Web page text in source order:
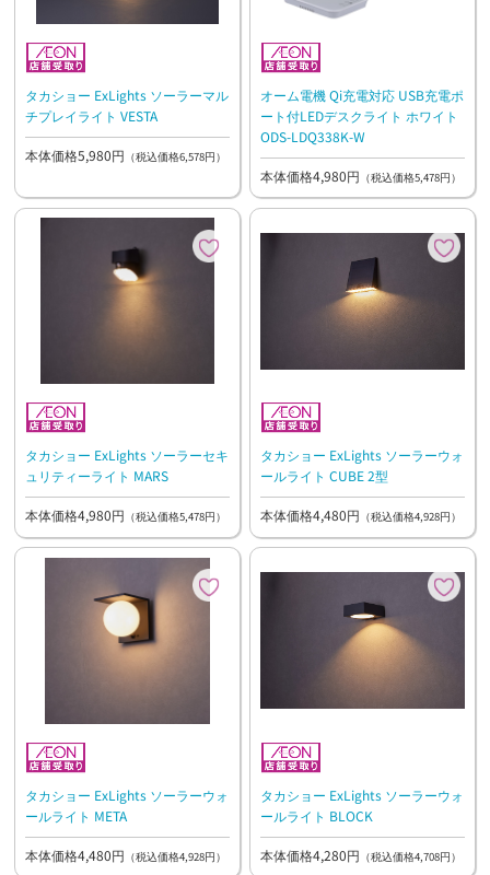
タカショー ExLights ソーラーマル
チプレイライト VESTA
本体価格5,980円 （税込価格6,578円）
オーム電機 Qi充電対応 USB充電ポ
ート付LEDデスクライト ホワイト
ODS-LDQ338K-W
本体価格4,980円 （税込価格5,478円）
タカショー ExLights ソーラーセキ
ュリティーライト MARS
本体価格4,980円 （税込価格5,478円）
タカショー ExLights ソーラーウォ
ールライト CUBE 2型
本体価格4,480円 （税込価格4,928円）
タカショー ExLights ソーラーウォ
ールライト META
本体価格4,480円 （税込価格4,928円）
タカショー ExLights ソーラーウォ
ールライト BLOCK
本体価格4,280円 （税込価格4,708円）